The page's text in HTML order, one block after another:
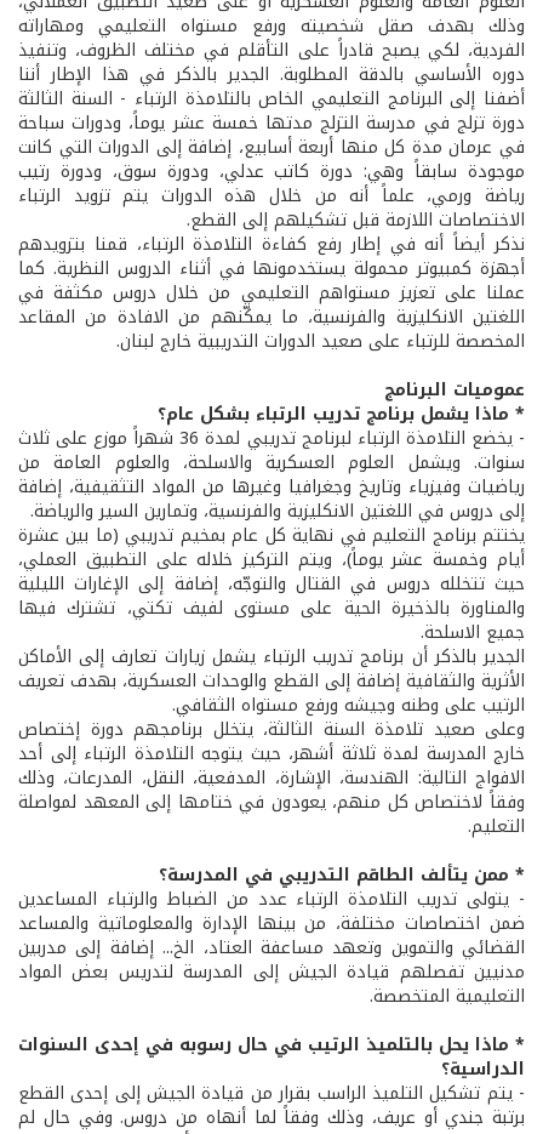
وذلك بهدف صقل شخصيته ورفع مستواه التعليمي ومهاراته
الفردية، لكي يصبح قادراً على التأقلم في مختلف الظروف، وتنفيذ
دوره الأساسي بالدقة المطلوبة. الجدير بالذكر في هذا الإطار أننا
أضفنا إلى البرنامج التعليمي الخاص بالتلامذة الرتباء - السنة الثالثة
دورة تزلج في مدرسة التزلج مدتها خمسة عشر يوماً، ودورات سباحة
في عرمان مدة كل منها أربعة أسابيع، إضافة إلى الدورات التي كانت
موجودة سابقاً وهي: دورة كاتب عدلي، ودورة سوق، ودورة رتيب
رياضة ورمي، علماً أنه من خلال هذه الدورات يتم تزويد الرتباء
الاختصاصات اللازمة قبل تشكيلهم إلى القطع.
نذكر أيضاً أنه في إطار رفع كفاءة التلامذة الرتباء، قمنا بتزويدهم
أجهزة كمبيوتر محمولة يستخدمونها في أثناء الدروس النظرية. كما
عملنا على تعزيز مستواهم التعليمي من خلال دروس مكثفة في
اللغتين الانكليزية والفرنسية، ما يمكّنهم من الافادة من المقاعد
المخصصة للرتباء على صعيد الدورات التدريبية خارج لبنان.
عموميات البرنامج
* ماذا يشمل برنامج تدريب الرتباء بشكل عام؟
- يخضع التلامذة الرتباء لبرنامج تدريبي لمدة 36 شهراً موزع على ثلاث
سنوات. ويشمل العلوم العسكرية والاسلحة، والعلوم العامة من
رياضيات وفيزياء وتاريخ وجغرافيا وغيرها من المواد التثقيفية، إضافة
إلى دروس في اللغتين الانكليزية والفرنسية، وتمارين السير والرياضة.
يختتم برنامج التعليم في نهاية كل عام بمخيم تدريبي (ما بين عشرة
أيام وخمسة عشر يوماً)، ويتم التركيز خلاله على التطبيق العملي،
حيث تتخلله دروس في القتال والتوجّه، إضافة إلى الإغارات الليلية
والمناورة بالذخيرة الحية على مستوى لفيف تكتي، تشترك فيها
جميع الاسلحة.
الجدير بالذكر أن برنامج تدريب الرتباء يشمل زيارات تعارف إلى الأماكن
الأثرية والثقافية إضافة إلى القطع والوحدات العسكرية، بهدف تعريف
الرتيب على وطنه وجيشه ورفع مستواه الثقافي.
وعلى صعيد تلامذة السنة الثالثة، يتخلل برنامجهم دورة إختصاص
خارج المدرسة لمدة ثلاثة أشهر، حيث يتوجه التلامذة الرتباء إلى أحد
الافواج التالية: الهندسة، الإشارة، المدفعية، النقل، المدرعات، وذلك
وفقاً لاختصاص كل منهم، يعودون في ختامها إلى المعهد لمواصلة
التعليم.
* ممن يتألف الطاقم التدريبي في المدرسة؟
- يتولى تدريب التلامذة الرتباء عدد من الضباط والرتباء المساعدين
ضمن اختصاصات مختلفة، من بينها الإدارة والمعلوماتية والمساعد
القضائي والتموين وتعهد مساعفة العتاد، الخ... إضافة إلى مدربين
مدنيين تفصلهم قيادة الجيش إلى المدرسة لتدريس بعض المواد
التعليمية المتخصصة.
* ماذا يحل بالتلميذ الرتيب في حال رسوبه في إحدى السنوات
الدراسية؟
- يتم تشكيل التلميذ الراسب بقرار من قيادة الجيش إلى إحدى القطع
برتبة جندي أو عريف، وذلك وفقاً لما أنهاه من دروس. وفي حال لم